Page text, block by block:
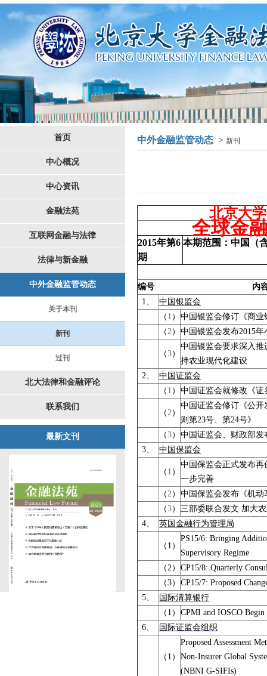
首页
中心概况
中心资讯
金融法苑
互联网金融与法律
法律与新金融
中外金融监管动态
关于本刊
新刊
过刊
北大法律和金融评论
联系我们
最新文刊
中外金融监管动态 > 新刊
北京大
全球金
2015年第6
期
本期范围：中国（
编号
内
1、
中国银监会
（ 1 ） 中国银监会修订《商
（2） 中国银监会发布2015年
（3）
中国银监会要求深入
持农业现代化建设
2、
中国证监会
（ 1 ） 中国证监会就修改《
（2）
中国证监会修订《公
则第23号、第24号》
（3） 中国证监会、财政部
3、 中国保监会
（ 1 ）
中国保监会正式发布再
一步完善
（2） 中国保监会发布《机
（3） 三部委联合发文 加大
4、 英国金融行为管理局
（ 1 ）
PS15/6: Bringing
Supervisory Regime
（2） CP15/8: Quarterly
（3） CP15/7: Proposed
5、
国际清算银行
（ 1 ） CPMI and IOSCO Begin
6、 国际证监会组织
（ 1 ）
Proposed Assessment
Non-Insurer Global
(NBNI G-SIFIs)